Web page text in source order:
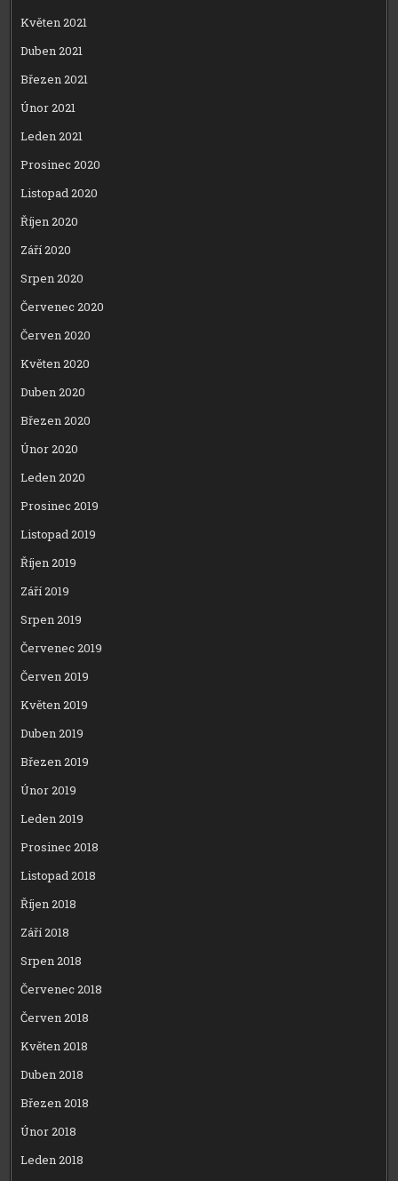
Květen 2021
Duben 2021
Březen 2021
Únor 2021
Leden 2021
Prosinec 2020
Listopad 2020
Říjen 2020
Září 2020
Srpen 2020
Červenec 2020
Červen 2020
Květen 2020
Duben 2020
Březen 2020
Únor 2020
Leden 2020
Prosinec 2019
Listopad 2019
Říjen 2019
Září 2019
Srpen 2019
Červenec 2019
Červen 2019
Květen 2019
Duben 2019
Březen 2019
Únor 2019
Leden 2019
Prosinec 2018
Listopad 2018
Říjen 2018
Září 2018
Srpen 2018
Červenec 2018
Červen 2018
Květen 2018
Duben 2018
Březen 2018
Únor 2018
Leden 2018